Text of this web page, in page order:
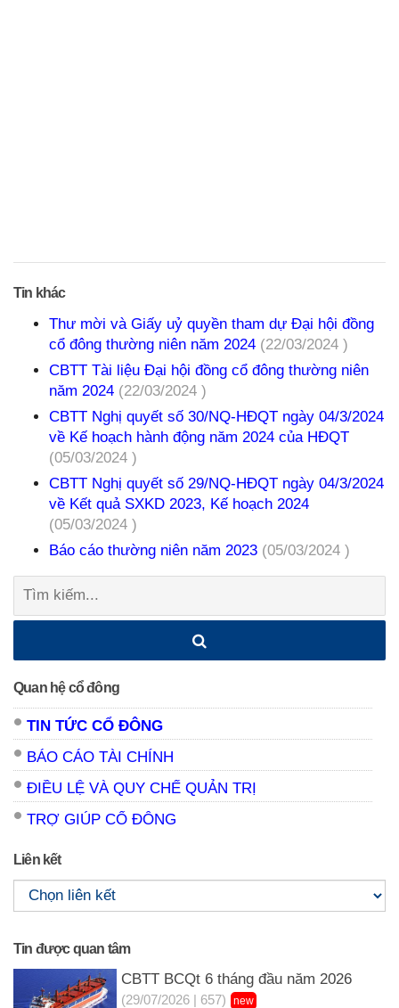
Tin khác
Thư mời và Giấy uỷ quyền tham dự Đại hội đồng
cổ đông thường niên năm 2024 (22/03/2024 )
CBTT Tài liệu Đại hội đồng cổ đông thường niên
năm 2024 (22/03/2024 )
CBTT Nghị quyết số 30/NQ-HĐQT ngày 04/3/2024
về Kế hoạch hành động năm 2024 của HĐQT
(05/03/2024 )
CBTT Nghị quyết số 29/NQ-HĐQT ngày 04/3/2024
về Kết quả SXKD 2023, Kế hoạch 2024
(05/03/2024 )
Báo cáo thường niên năm 2023 (05/03/2024 )
Tìm
Quan hệ cổ đông
TIN TỨC CỔ ĐÔNG
BÁO CÁO TÀI CHÍNH
ĐIỀU LỆ VÀ QUY CHẾ QUẢN TRỊ
TRỢ GIÚP CỔ ĐÔNG
Liên kết
Tin được quan tâm
CBTT BCQt 6 tháng đầu năm 2026
(29/07/2026 | 657) new